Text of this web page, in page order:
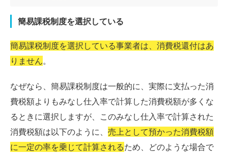
簡易課税制度を選択している
簡易課税制度を選択している事業者は、消費税還付はあ
りません。
なぜなら、簡易課税制度は一般的に、実際に支払った消
費税額よりもみなし仕入率で計算した消費税額が多くな
るときに選択しますが、このみなし仕入率で計算された
消費税額は以下のように、 売上として預かった消費税額
に一定の率を乗じて計算されるため、どのような場合で